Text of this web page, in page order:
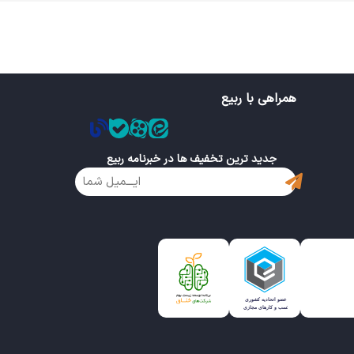
همراهی با ربیع
جدید ترین تخفیف ها در خبرنامه ربیع